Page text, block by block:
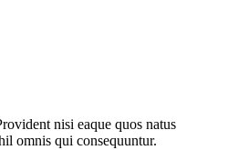
nisi eaque quos natus
omnis qui consequuntur.